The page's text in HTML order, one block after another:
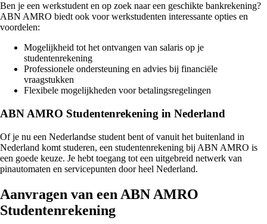
Ben je een werkstudent en op zoek naar een geschikte bankrekening?
ABN AMRO biedt ook voor werkstudenten interessante opties en
voordelen:
Mogelijkheid tot het ontvangen van salaris op je
studentenrekening
Professionele ondersteuning en advies bij financiële
vraagstukken
Flexibele mogelijkheden voor betalingsregelingen
ABN AMRO Studentenrekening in Nederland
Of je nu een Nederlandse student bent of vanuit het buitenland in
Nederland komt studeren, een studentenrekening bij ABN AMRO is
een goede keuze. Je hebt toegang tot een uitgebreid netwerk van
pinautomaten en servicepunten door heel Nederland.
Aanvragen van een ABN AMRO
Studentenrekening